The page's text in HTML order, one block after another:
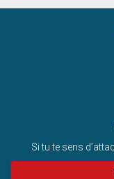
Si tu te sens